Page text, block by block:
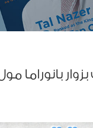
بزوار